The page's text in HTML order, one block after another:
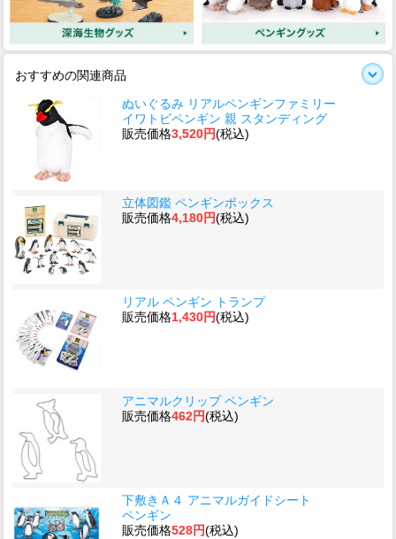
おすすめの関連商品
ぬいぐるみ リアルペンギンファミリー
イワトビペンギン 親 スタンディング
販売価格3,520円(税込)
立体図鑑 ペンギンボックス
販売価格4,180円(税込)
リアル ペンギン トランプ
販売価格1,430円(税込)
アニマルクリップ ペンギン
販売価格462円(税込)
下敷きＡ４ アニマルガイドシート
ペンギン
販売価格528円(税込)